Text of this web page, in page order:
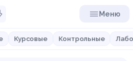
Меню
Курсовые Контрольные